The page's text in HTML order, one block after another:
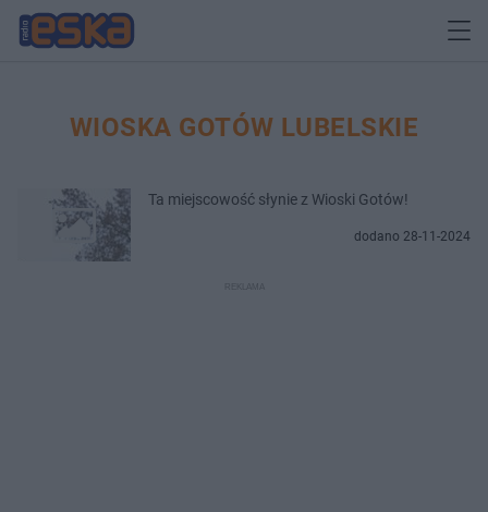
WIOSKA GOTÓW LUBELSKIE
Ta miejscowość słynie z Wioski Gotów!
dodano 28-11-2024